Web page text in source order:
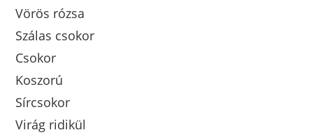
Vörös rózsa
Szálas csokor
Csokor
Koszorú
Sírcsokor
Virág ridikül